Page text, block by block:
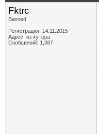
Fktrc
Banned
Регистрация: 14.11.2015
Адрес: из хутора
Сообщений: 1,387